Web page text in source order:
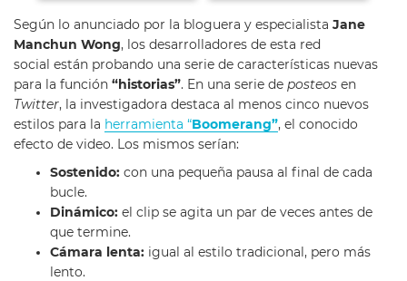
Según lo anunciado por la bloguera y especialista Jane
Manchun Wong, los desarrolladores de esta red
social están probando una serie de características nuevas
para la función “historias”. En una serie de posteos en
Twitter, la investigadora destaca al menos cinco nuevos
estilos para la herramienta “Boomerang”, el conocido
efecto de video. Los mismos serían:
Sostenido: con una pequeña pausa al final de cada
bucle.
Dinámico: el clip se agita un par de veces antes de
que termine.
Cámara lenta: igual al estilo tradicional, pero más
lento.